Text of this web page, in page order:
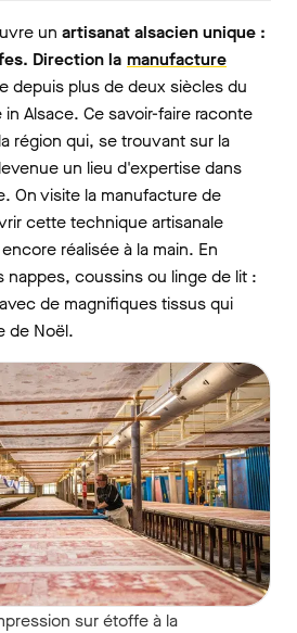
un artisanat alsacien unique :
Direction la manufacture
depuis plus de deux siècles du
Alsace. Ce savoir-faire raconte
région qui, se trouvant sur la
un lieu d'expertise dans
On visite la manufacture de
cette technique artisanale
réalisée à la main. En
nappes, coussins ou linge de lit :
de magnifiques tissus qui
de Noël.
sur étoffe à la